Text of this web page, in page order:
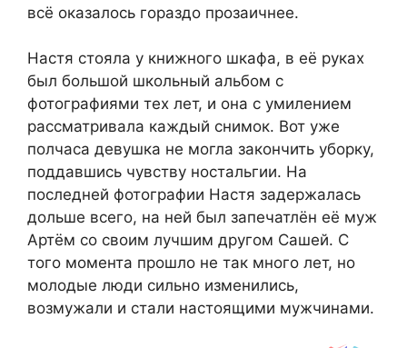
всё оказалось гораздо прозаичнее.
Настя стояла у книжного шкафа, в её руках
был большой школьный альбом с
фотографиями тех лет, и она с умилением
рассматривала каждый снимок. Вот уже
полчаса девушка не могла закончить уборку,
поддавшись чувству ностальгии. На
последней фотографии Настя задержалась
дольше всего, на ней был запечатлён её муж
Артём со своим лучшим другом Сашей. С
того момента прошло не так много лет, но
молодые люди сильно изменились,
возмужали и стали настоящими мужчинами.